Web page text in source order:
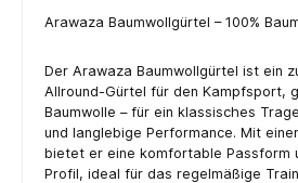
Arawaza Baumwollgürtel – 100%
Der Arawaza Baumwollgürtel ist ein
Allround-Gürtel für den Kampfsport,
Baumwolle – für ein klassisches
und langlebige Performance. Mit
bietet er eine komfortable Passform
Profil, ideal für das regelmäßige